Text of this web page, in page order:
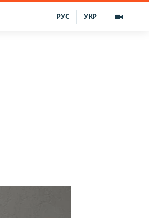
УКР
РУС